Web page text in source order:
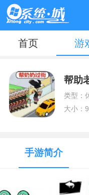
首页 游
帮助
类型：
大小：
手游简介